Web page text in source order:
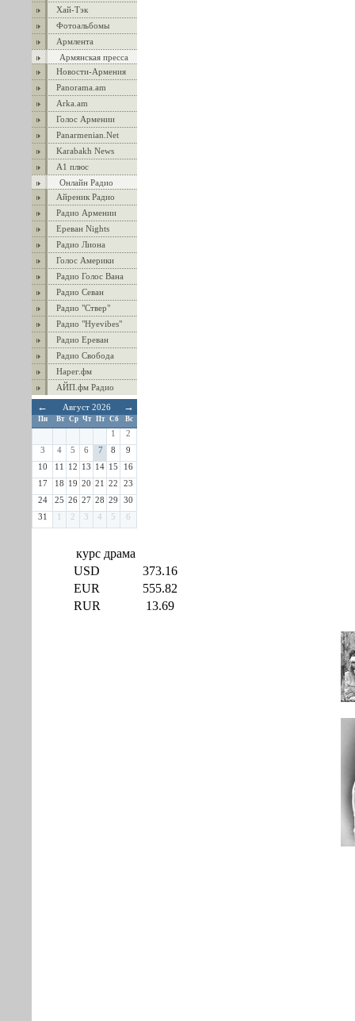
Хай-Тэк
Фотоальбомы
Армлента
Армянская пресса
Новости-Армения
Panorama.am
Arka.am
Голос Армении
Panarmenian.Net
Karabakh News
А1 плюс
Онлайн Радио
Айреник Радио
Радио Армении
Ереван Nights
Радио Лиона
Голос Америки
Радио Голос Вана
Радио Севан
Радио "Ствер"
Радио "Hyevibes"
Радио Ереван
Радио Свобода
Нарег.фм
АЙП.фм Радио
← Август 2026 →
Пн Вт Ср Чт Пт Сб Вс
1
2
3
4 5 6 7 8
9
10
11 12 13 14 15
16
17
18 19 20 21 22
23
24
25 26 27 28 29
30
31
1 2 3 4 5 6
курс драма
USD
373.16
EUR
555.82
RUR
13.69